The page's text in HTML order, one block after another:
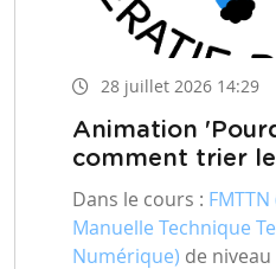
28 juillet 2026 14:29
Animation
comment trier
Dans le cours :
Manuelle Technique
Numérique) de niveau